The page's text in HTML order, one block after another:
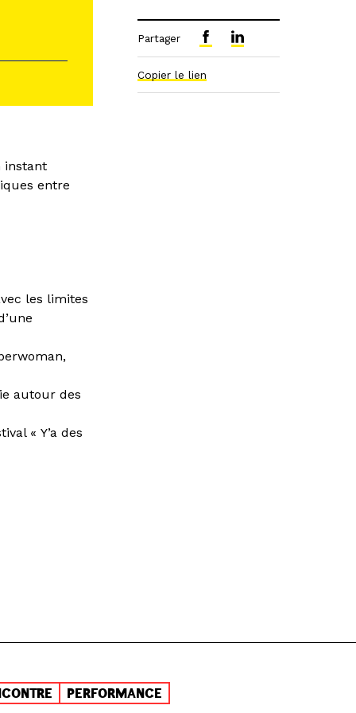
instant
entre
les limites
autour des
« Y’a des
Partager
Copier le lien
PERFORMANCE